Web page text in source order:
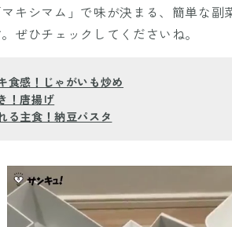
キシマム」で味が決まる、簡単な
ぜひチェックしてくださいね。
食感！じゃがいも炒め
！唐揚げ
る主食！納豆パスタ